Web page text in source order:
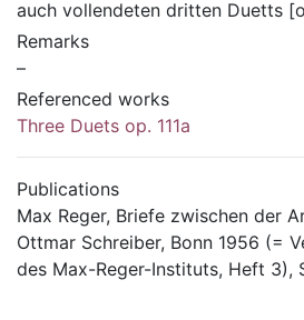
auch vollendeten dritten Duetts
Remarks
–
Referenced works
Three Duets op. 111a
Publications
Max Reger, Briefe zwischen der
Ottmar Schreiber, Bonn 1956 (=
des Max-Reger-Instituts, Heft 3),